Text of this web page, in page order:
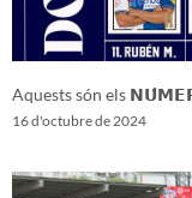
Aquests són els
16 d'octubre de 2024